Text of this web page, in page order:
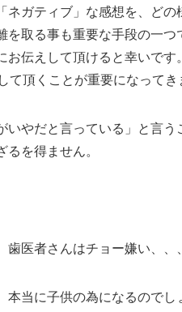
ガティブ」な感想を、どの
取る事も重要な手段の一つ
伝えして頂けると幸いです。
頂くことが重要になってき
やだと言っている」と言
を得ません。
医者さんはチョー嫌い、、
当に子供の為になるのでし